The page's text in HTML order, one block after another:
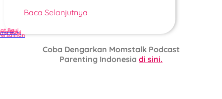
Baca Selanjutnya
Bayi
Bayi
Coba Dengarkan Momstalk Podcast
Parenting Indonesia di sini.